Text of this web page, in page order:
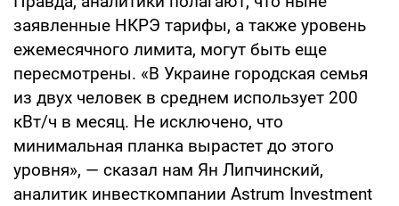
заявленные НКРЭ тарифы, а также уровень
ежемесячного лимита, могут быть еще
пересмотрены. «В Украине городская семья
из двух человек в среднем использует 200
кВт/ч в месяц. Не исключено, что
минимальная планка вырастет до этого
уровня», — сказал нам Ян Липчинский,
аналитик инвесткомпании Astrum Investment